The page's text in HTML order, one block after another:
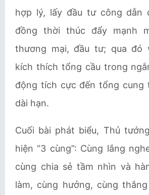
hợp lý, lấy đầu tư công dẫn
đồng thời thúc đẩy mạnh
thương mại, đầu tư; qua đó
kích thích tổng cầu trong
động tích cực đến tổng cung
dài hạn.
Cuối bài phát biểu, Thủ
hiện “3 cùng”: Cùng lắng
cùng chia sẻ tầm nhìn và
làm, cùng hưởng, cùng